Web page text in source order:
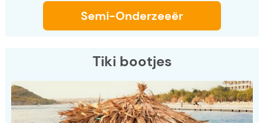
Semi-Onderzeeër
Tiki bootjes